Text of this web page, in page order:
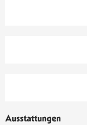
Ausstattungen